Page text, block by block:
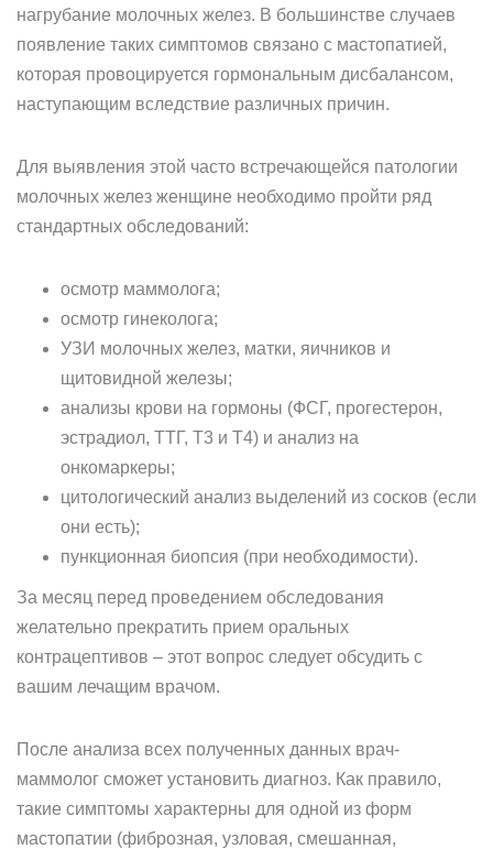
нагрубание молочных желез. В большинстве случаев
появление таких симптомов связано с мастопатией,
которая провоцируется гормональным дисбалансом,
наступающим вследствие различных причин.
Для выявления этой часто встречающейся патологии
молочных желез женщине необходимо пройти ряд
стандартных обследований:
осмотр маммолога;
осмотр гинеколога;
УЗИ молочных желез, матки, яичников и
щитовидной железы;
анализы крови на гормоны (ФСГ, прогестерон,
эстрадиол, ТТГ, Т3 и Т4) и анализ на
онкомаркеры;
цитологический анализ выделений из сосков (если
они есть);
пункционная биопсия (при необходимости).
За месяц перед проведением обследования
желательно прекратить прием оральных
контрацептивов – этот вопрос следует обсудить с
вашим лечащим врачом.
После анализа всех полученных данных врач-
маммолог сможет установить диагноз. Как правило,
такие симптомы характерны для одной из форм
мастопатии (фиброзная, узловая, смешанная,